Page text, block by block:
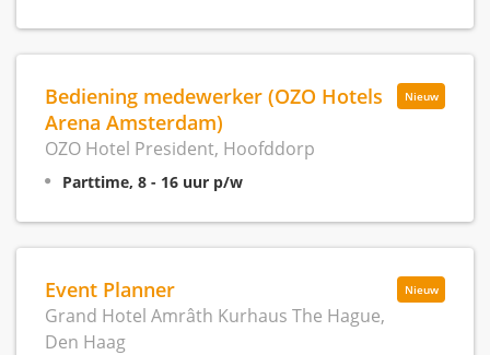
Nieuw
Bediening medewerker (OZO Hotels
Arena Amsterdam)
OZO Hotel President, Hoofddorp
Parttime, 8 - 16 uur p/w
Nieuw
Event Planner
Grand Hotel Amrâth Kurhaus The Hague,
Den Haag